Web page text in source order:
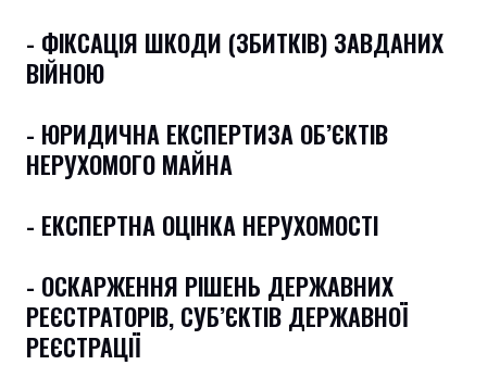
- ФІКСАЦІЯ ШКОДИ (ЗБИТКІВ) ЗАВДАНИХ
ВІЙНОЮ
- ЮРИДИЧНА ЕКСПЕРТИЗА ОБ’ЄКТІВ
НЕРУХОМОГО МАЙНА
- ЕКСПЕРТНА ОЦІНКА НЕРУХОМОСТІ
- ОСКАРЖЕННЯ РІШЕНЬ ДЕРЖАВНИХ
РЕЄСТРАТОРІВ, СУБ’ЄКТІВ ДЕРЖАВНОЇ
РЕЄСТРАЦІЇ